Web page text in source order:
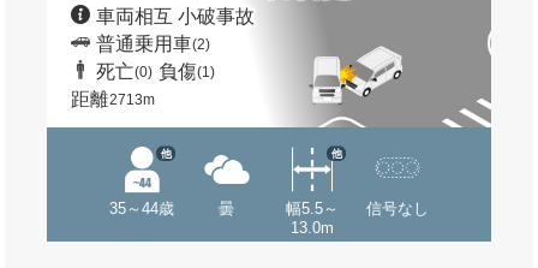
車両相互 小破事故
普通乗用車(2)
死亡(0) 負傷(1)
距離2713m
35～44歳
他
曇
幅5.5～
13.0m
他
信号なし